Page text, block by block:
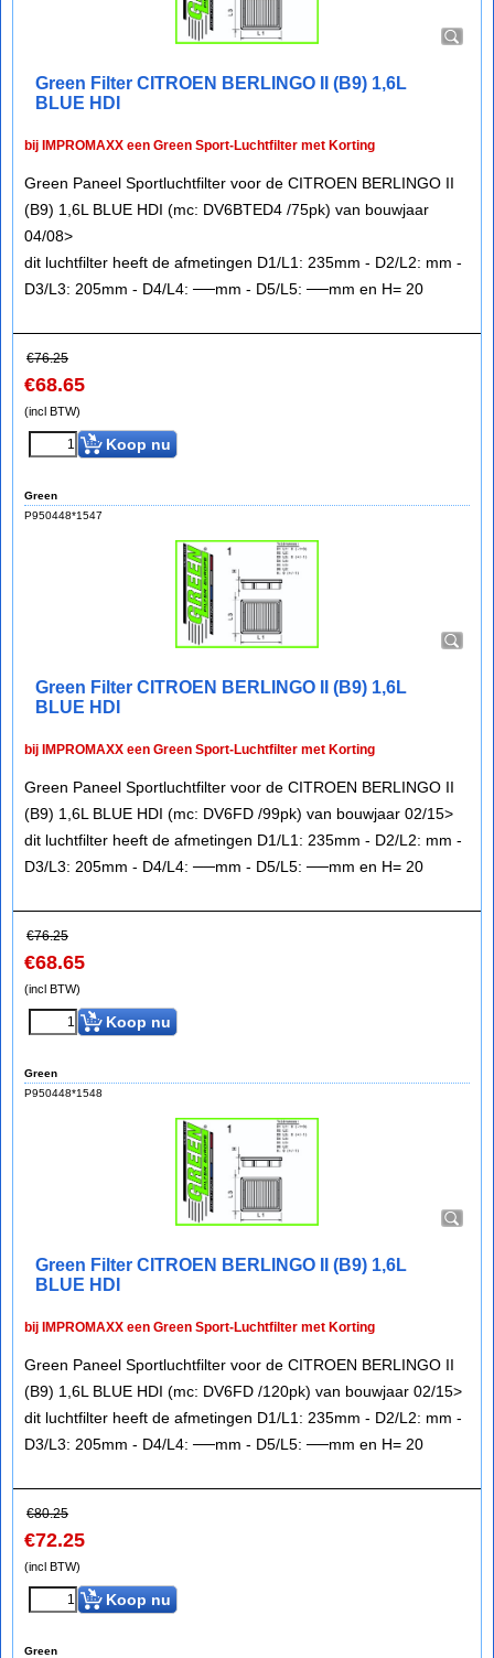
Green Filter CITROEN BERLINGO II (B9) 1,6L
BLUE HDI
bij IMPROMAXX een Green Sport-Luchtfilter met Korting
Green Paneel Sportluchtfilter voor de CITROEN BERLINGO II
(B9) 1,6L BLUE HDI (mc: DV6BTED4 /75pk) van bouwjaar
04/08>
dit luchtfilter heeft de afmetingen D1/L1: 235mm - D2/L2: mm -
D3/L3: 205mm - D4/L4: ──mm - D5/L5: ──mm en H= 20
€76.25
€68.65
(incl BTW)
Koop nu
Green
P950448*1547
Green Filter CITROEN BERLINGO II (B9) 1,6L
BLUE HDI
bij IMPROMAXX een Green Sport-Luchtfilter met Korting
Green Paneel Sportluchtfilter voor de CITROEN BERLINGO II
(B9) 1,6L BLUE HDI (mc: DV6FD /99pk) van bouwjaar 02/15>
dit luchtfilter heeft de afmetingen D1/L1: 235mm - D2/L2: mm -
D3/L3: 205mm - D4/L4: ──mm - D5/L5: ──mm en H= 20
€76.25
€68.65
(incl BTW)
Koop nu
Green
P950448*1548
Green Filter CITROEN BERLINGO II (B9) 1,6L
BLUE HDI
bij IMPROMAXX een Green Sport-Luchtfilter met Korting
Green Paneel Sportluchtfilter voor de CITROEN BERLINGO II
(B9) 1,6L BLUE HDI (mc: DV6FD /120pk) van bouwjaar 02/15>
dit luchtfilter heeft de afmetingen D1/L1: 235mm - D2/L2: mm -
D3/L3: 205mm - D4/L4: ──mm - D5/L5: ──mm en H= 20
€80.25
€72.25
(incl BTW)
Koop nu
Green